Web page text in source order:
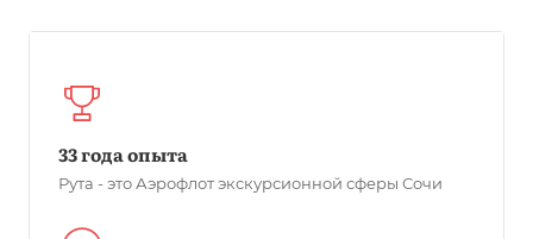
33 года опыта
Рута - это Аэрофлот экскурсионной сферы Сочи